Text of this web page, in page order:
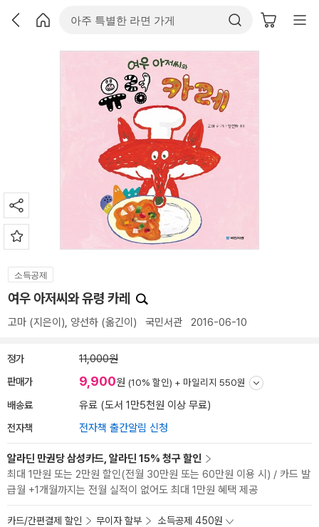
소득공제
여우 아저씨와 유령 카레
고마 (지은이), 양선하 (옮긴이) 국민서관 2016-06-10
정가 11,000원
판매가 9,900원 (10% 할인) + 마일리지 550원
배송료 유료 (도서 1만5천원 이상 무료)
전자책 전자책 출간알림 신청
알라딘 만권당 삼성카드, 알라딘 15% 청구 할인
최대 1만원 또는 2만원 할인(전월 30만원 또는 60만원 이용 시) / 카드 발
급월 +1개월까지는 전월 실적이 없어도 최대 1만원 혜택 제공
카드/간편결제 할인 무이자 할부 소득공제 450원